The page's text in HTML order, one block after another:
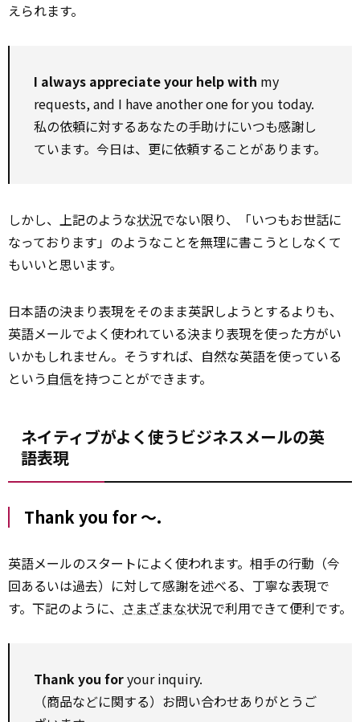
えられます。
I always appreciate your help with my
requests, and I have another one for you today.
私の依頼に対するあなたの手助けにいつも感謝し
ています。今日は、更に依頼することがあります。
しかし、上記のような状況でない限り、「いつもお世話に
なっております」のようなことを無理に書こうとしなくて
もいいと思います。
日本語の決まり表現をそのまま英訳しようとするよりも、
英語メールでよく使われている決まり表現を使った方がい
いかもしれません。そうすれば、自然な英語を使っている
という 自信を持つことができます。
ネイティブがよく使うビジネスメールの英
語表現
Thank you for ～.
英語メールのスタートによく使われます。相手の行動（今
回あるいは過去）に対して感謝を述べる、丁寧な表現で
す。下記のように、 さまざまな状況で利用できて便利です。
Thank you foryour inquiry.
（商品などに関する）お問い合わせありがとうご